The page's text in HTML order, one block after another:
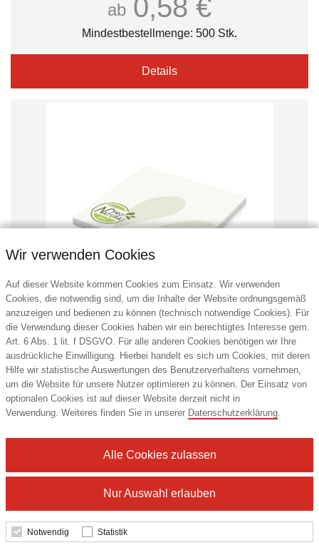
ab 0,58 €
Mindestbestellmenge: 500 Stk.
Details
Haftnotizblock Basic RECYCLING 50
Haftzettel, 72 × 72 mm
ab 0,57 €
Mindestbestellmenge: 100 Stk.
Details
Wir verwenden Cookies
Auf dieser Website kommen Cookies zum Einsatz. Wir verwenden
Cookies, die notwendig sind, um die Inhalte der Website ordnungsgemäß
anzuzeigen und bedienen zu können (technisch notwendige Cookies). Für
die Verwendung dieser Cookies haben wir ein berechtigtes Interesse gem.
Art. 6 Abs. 1 lit. f DSGVO. Für alle anderen Cookies benötigen wir Ihre
ausdrückliche Einwilligung. Hierbei handelt es sich um Cookies, mit deren
Hilfe wir statistische Auswertungen des Benutzerverhaltens vornehmen,
um die Website für unsere Nutzer optimieren zu können. Der Einsatz von
optionalen Cookies ist auf dieser Website derzeit nicht in
Verwendung. Weiteres finden Sie in unserer Datenschutzerklärung.
Nur Auswahl erlauben
Alle Cookies zulassen
Notwendig Statistik